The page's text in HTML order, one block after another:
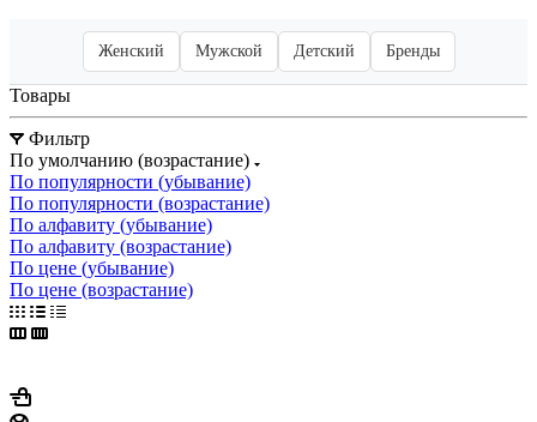
Женский Мужской Детский Бренды
Товары
Фильтр
По умолчанию (возрастание)
По популярности (убывание)
По популярности (возрастание)
По алфавиту (убывание)
По алфавиту (возрастание)
По цене (убывание)
По цене (возрастание)